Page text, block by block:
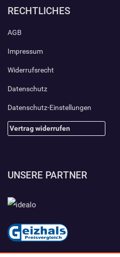
RECHTLICHES
AGB
Impressum
Widerrufsrecht
Datenschutz
Datenschutz-Einstellungen
Vertrag widerrufen
UNSERE PARTNER